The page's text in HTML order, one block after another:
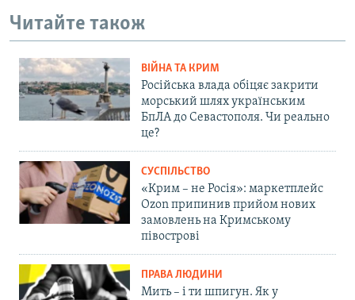
Читайте також
ВІЙНА ТА КРИМ
Російська влада обіцяє закрити
морський шлях українським
БпЛА до Севастополя. Чи реально
це?
СУСПІЛЬСТВО
«Крим – не Росія»: маркетплейс
Ozon припинив прийом нових
замовлень на Кримському
півострові
ПРАВА ЛЮДИНИ
Мить – і ти шпигун. Як у